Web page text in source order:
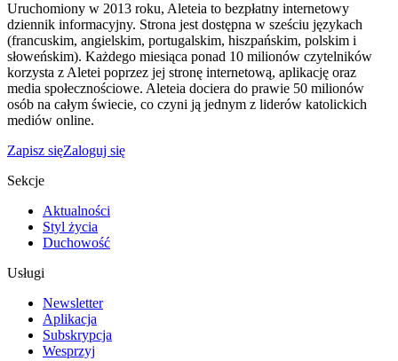
Uruchomiony w 2013 roku, Aleteia to bezpłatny internetowy
dziennik informacyjny. Strona jest dostępna w sześciu językach
(francuskim, angielskim, portugalskim, hiszpańskim, polskim i
słoweńskim). Każdego miesiąca ponad 10 milionów czytelników
korzysta z Aletei poprzez jej stronę internetową, aplikację oraz
media społecznościowe. Aleteia dociera do prawie 50 milionów
osób na całym świecie, co czyni ją jednym z liderów katolickich
mediów online.
Zapisz sięZaloguj się
Sekcje
Aktualności
Styl życia
Duchowość
Usługi
Newsletter
Aplikacja
Subskrypcja
Wesprzyj